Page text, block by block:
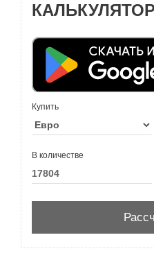
Купить
В количестве